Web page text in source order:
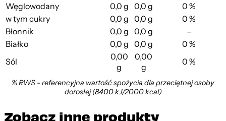
Węglowodany
0,0 g 0,0 g
0 %
w tym cukry
0,0 g 0,0 g
0 %
Błonnik
0,0 g 0,0 g
–
Białko
0,0 g 0,0 g
0 %
Sól
0,00
g
0,00
g
0 %
% RWS - referencyjna wartość spożycia dla przeciętnej osoby
dorosłej (8400 kJ/2000 kcal)
Zobacz inne produkty